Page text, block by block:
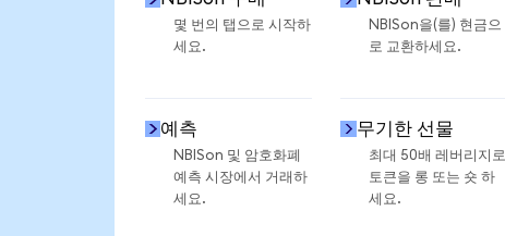
몇 번의 탭으로 시작하
세요.
NBISon을(를) 현금으
로 교환하세요.
예측
NBISon 및 암호화폐
예측 시장에서 거래하
세요.
무기한 선물
최대 50배 레버리지로
토큰을 롱 또는 숏 하
세요.